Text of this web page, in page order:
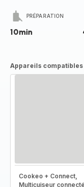
PRÉPARATION
10min
Appareils compatibles
Cookeo + Connect,
Multicuiseur